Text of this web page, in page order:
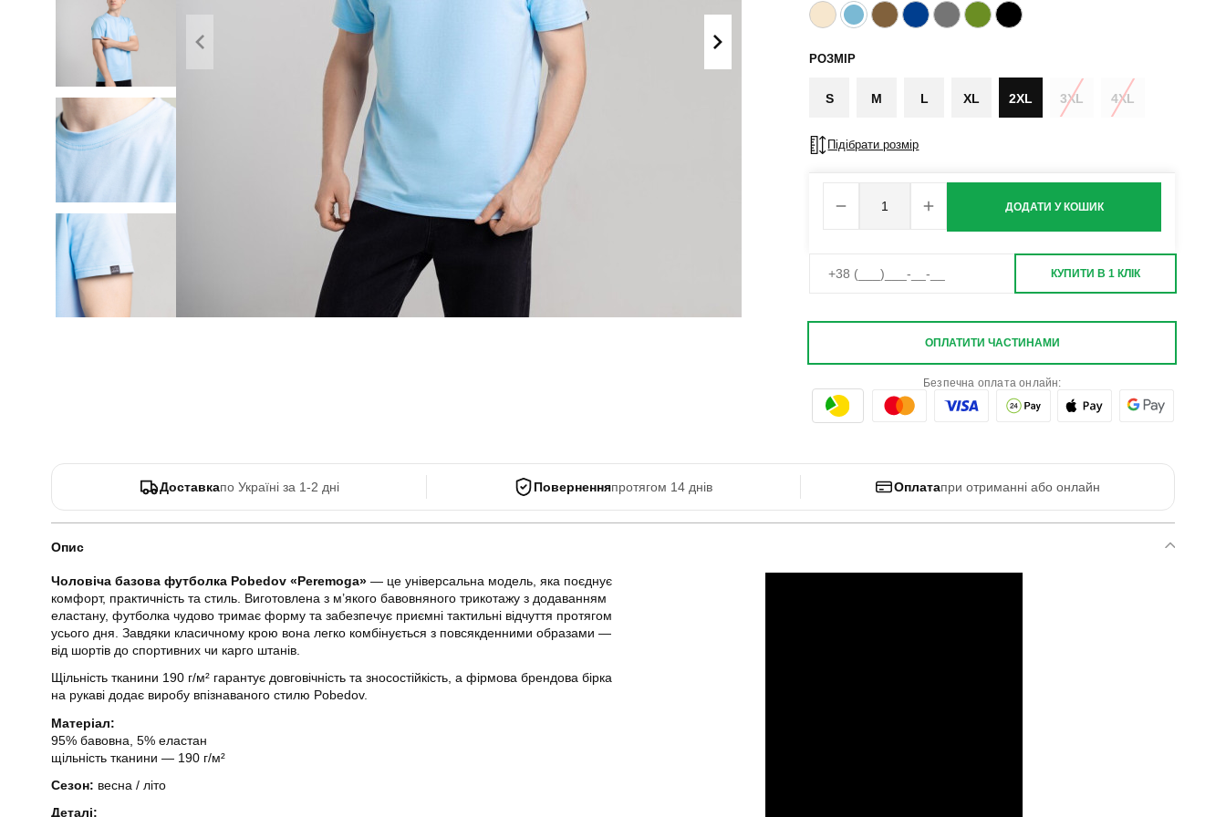
Літні комплекти
Комбінезони
Боді
РОЗМІР
S M L XL 2XL 3XL 4XL
Підібрати розмір
ДОДАТИ У КОШИК
КУПИТИ В 1 КЛІК
ОПЛАТИТИ ЧАСТИНАМИ
Безпечна оплата онлайн:
Доставкапо Україні за 1-2 дні Поверненняпротягом 14 днів Оплатапри отриманні або онлайн
Опис
Чоловіча базова футболка Pobedov «Peremoga» — це універсальна модель, яка поєднує
комфорт, практичність та стиль. Виготовлена з м’якого бавовняного трикотажу з додаванням
еластану, футболка чудово тримає форму та забезпечує приємні тактильні відчуття протягом
усього дня. Завдяки класичному крою вона легко комбінується з повсякденними образами —
від шортів до спортивних чи карго штанів.
Щільність тканини 190 г/м² гарантує довговічність та зносостійкість, а фірмова брендова бірка
на рукаві додає виробу впізнаваного стилю Pobedov.
Матеріал:
95% бавовна, 5% еластан
щільність тканини — 190 г/м²
Сезон: весна / літо
Деталі: